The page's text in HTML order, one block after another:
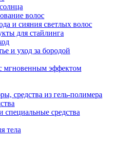
волос
и сияния светлых волос
для стайлинга
и уход за бородой
мгновенным эффектом
средства из гель-полимера
средства
тела